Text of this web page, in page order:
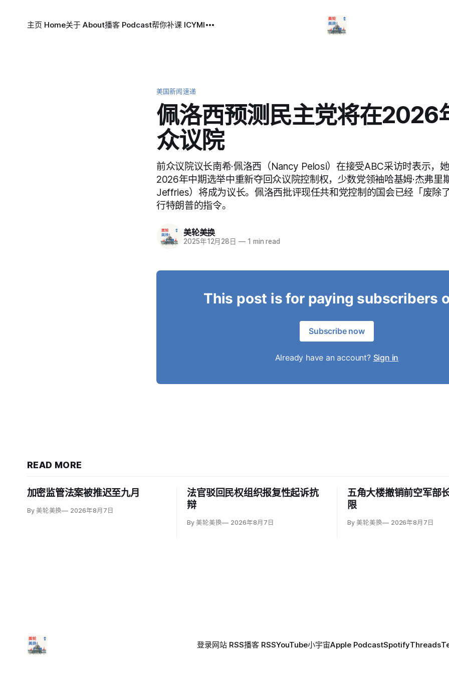
主页 Home关于 About播客 Podcast帮你补课 ICYMI
美国新闻速递
佩洛西预测民主党将在2026
众议院
前众议院议长南希·佩洛西（Nancy Pelosi）在接受ABC采访时表示，
2026年中期选举中重新夺回众议院控制权，少数党领袖哈基姆·杰弗里
Jeffries）将成为议长。佩洛西批评现任共和党控制的国会已经「废除
行特朗普的指令。
美轮美换
2025年12月28日 —1 min read
This post is for paying subscribers
Subscribe now
Already have an account? Sign in
READ MORE
加密监管法案被推迟至九月
By 美轮美换 2026年8月7日
法官驳回民权组织报复性起诉抗
辩
By 美轮美换 2026年8月7日
五角大楼撤销前空军部
限
By 美轮美换 2026年8月7日
登录网站 RSS播客 RSSYouTube小宇宙Apple PodcastSpotifyThreads